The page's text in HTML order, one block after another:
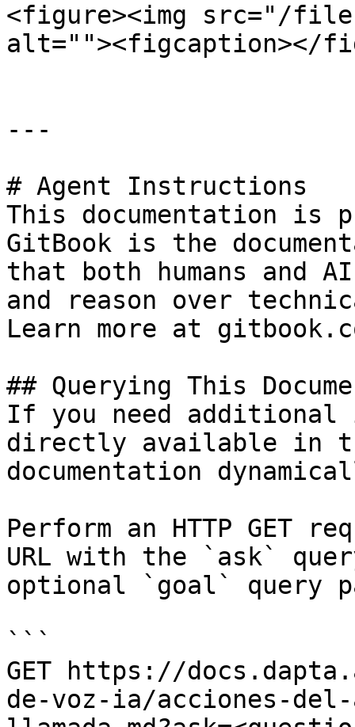
<figure><img src="/
alt=""><figcaption></
---
# Agent Instructions
This documentation is
GitBook is the
that both humans and
and reason over
Learn more at
## Querying This
If you need
directly available in
documentation
Perform an HTTP GET
URL with the `ask`
optional `goal` query
```
GET https://
de-voz-ia/acciones-